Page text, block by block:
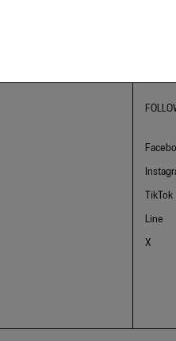
TikTok
Line
X